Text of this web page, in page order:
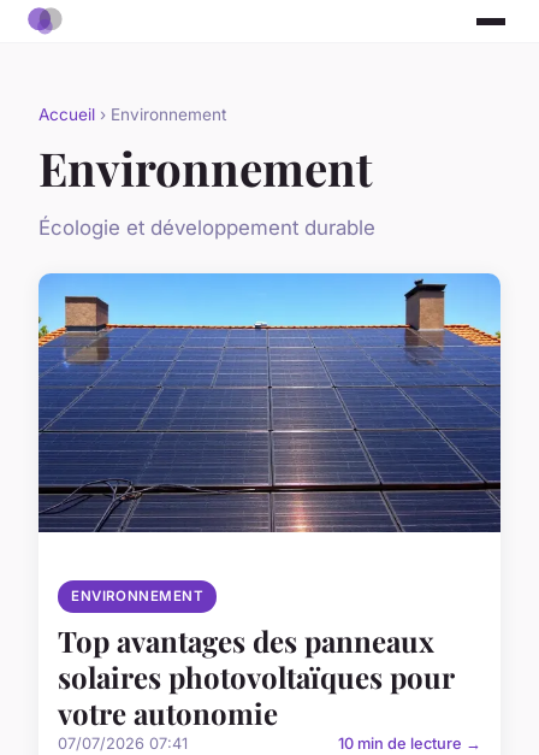
Accueil › Environnement
Environnement
Écologie et développement durable
ENVIRONNEMENT
Top avantages des panneaux
solaires photovoltaïques pour
votre autonomie
07/07/2026 07:41 10 min de lecture →